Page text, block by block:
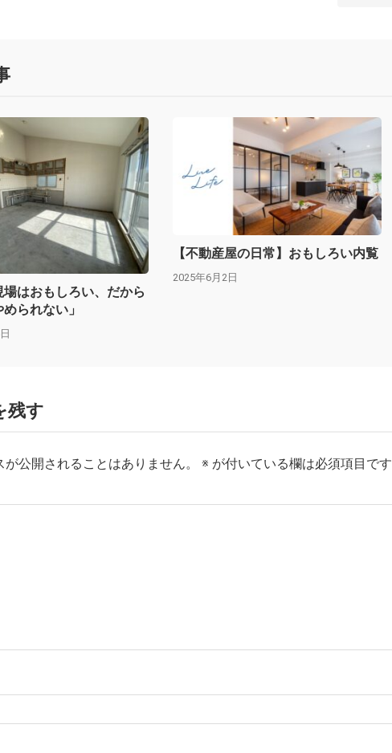
場はおもしろい、だから
られない」
【不動産屋の日常】おもしろい内覧
2025年6月2日
残す
公開されることはありません。 ※ が付いている欄は必須項目です